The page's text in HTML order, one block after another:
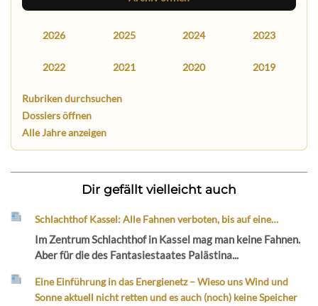
2026 2025 2024 2023
2022 2021 2020 2019
Rubriken durchsuchen
Dossiers öffnen
Alle Jahre anzeigen
Dir gefällt vielleicht auch
Schlachthof Kassel: Alle Fahnen verboten, bis auf eine…
Im Zentrum Schlachthof in Kassel mag man keine Fahnen.
Aber für die des Fantasiestaates Palästina...
Eine Einführung in das Energienetz – Wieso uns Wind und
Sonne aktuell nicht retten und es auch (noch) keine Speicher